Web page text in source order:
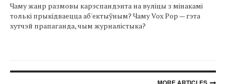
Чаму жанр размовы карэспандэнта на вуліцы з мінакамі
толькі прыкідваецца аб'ектыўным? Чаму Vox Pop — гэта
хутчэй прапаганда, чым журналістыка?